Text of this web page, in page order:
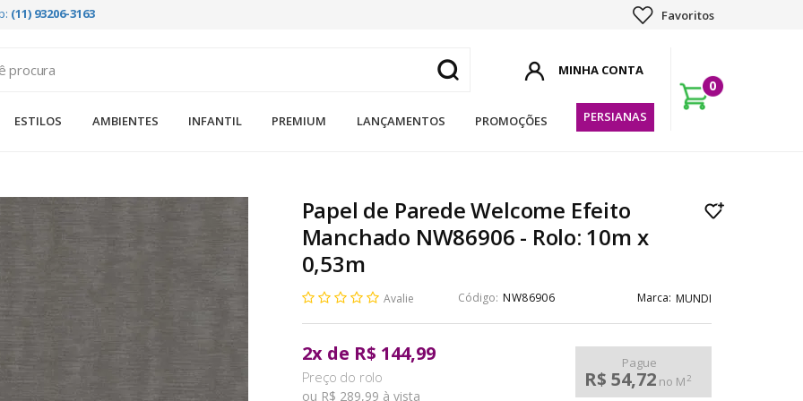
(11) 93206-3163 Favoritos
ESTILOS AMBIENTES INFANTIL PREMIUM LANÇAMENTOS PROMOÇÕES PERSIANAS
0
Papel de Parede Welcome Efeito
Manchado NW86906 - Rolo: 10m x
0,53m
Avalie NW86906 MUNDI
2xde R$ 144,99
ou R$ 289,99 à vista
Pague
R$ 54,72 no M2